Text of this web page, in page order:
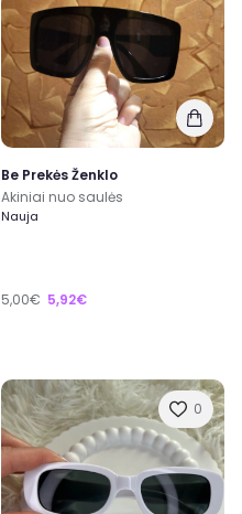
Be Prekės Ženklo
Akiniai nuo saulės
Nauja
5,00€ 5,92€
0